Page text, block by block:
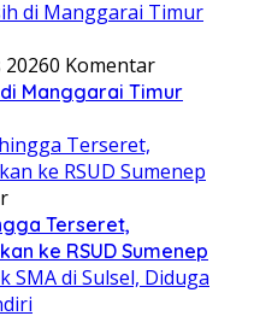
0 Komentar
Manggarai Timur
Terseret,
ke RSUD Sumenep